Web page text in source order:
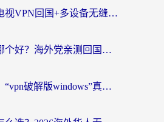
海外党必看：电视VPN回国+多设备无缝访问国内资源的实用指南
云极和GOGO哪个好？海外党亲测回国加速器选择指南（附iOS免费&Windows VPN实用技巧）
海外党别踩坑！“vpn破解版windows”真的能用？教你选对回国加速器无缝刷国内资源